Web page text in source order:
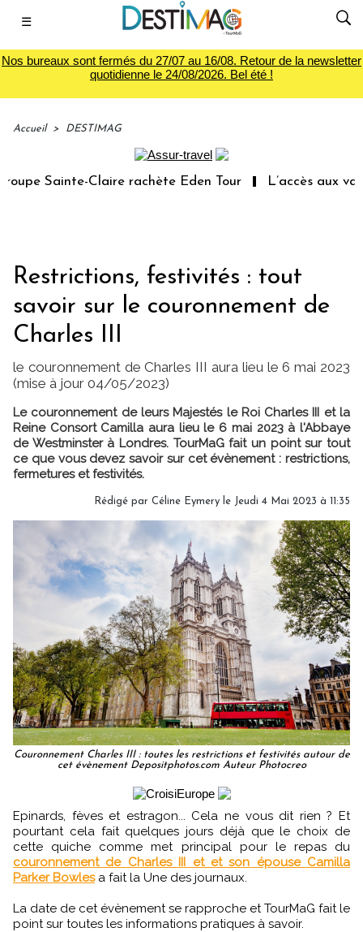
☰
Nos bureaux sont fermés du 27/07 au 16/08. Retour de la newsletter
quotidienne le 24/08/2026. Bel été !
Accueil > DESTIMAG
Sainte-Claire rachète Eden Tour L’accès aux
Restrictions, festivités : tout
savoir sur le couronnement de
Charles III
le couronnement de Charles III aura lieu le 6 mai 2023
(mise à jour 04/05/2023)
Le couronnement de leurs Majestés le Roi Charles III et la
Reine Consort Camilla aura lieu le 6 mai 2023 à l'Abbaye
de Westminster à Londres. TourMaG fait un point sur tout
ce que vous devez savoir sur cet évènement : restrictions,
fermetures et festivités.
Rédigé par Céline Eymery le Jeudi 4 Mai 2023 à 11:35
Couronnement Charles III : toutes les restrictions et festivités autour de
cet évènement Depositphotos.com Auteur Photocreo
Epinards, fèves et estragon... Cela ne vous dit rien ? Et
pourtant cela fait quelques jours déjà que le choix de
cette quiche comme met principal pour le repas du
couronnement de Charles III et et son épouse Camilla
Parker Bowlesa fait la Une des journaux.
La date de cet évènement se rapproche et TourMaG fait le
point sur toutes les informations pratiques à savoir.